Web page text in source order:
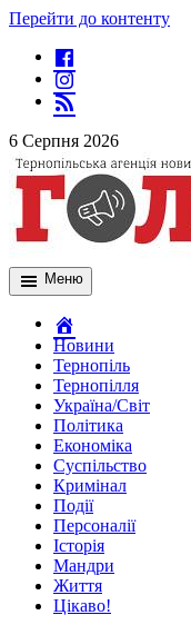
Перейти до контенту
6 Серпня 2026
Меню
Новини
Тернопіль
Тернопілля
Україна/Світ
Політика
Економіка
Суспільство
Кримінал
Події
Персоналії
Історія
Мандри
Життя
Цікаво!